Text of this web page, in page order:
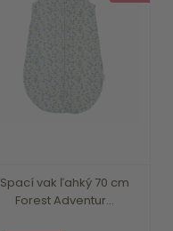
Spací vak ľahký 70 cm
Forest Adventur...